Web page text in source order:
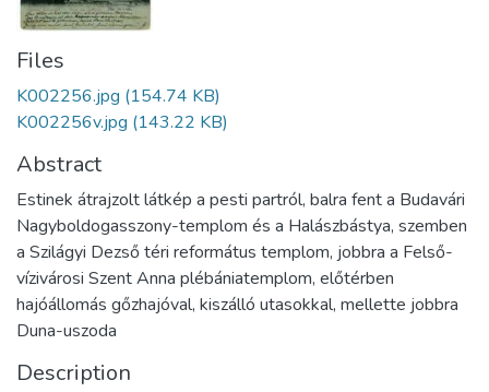
Files
K002256.jpg (154.74 KB)
K002256v.jpg (143.22 KB)
Abstract
Estinek átrajzolt látkép a pesti partról, balra fent a Budavári
Nagyboldogasszony-templom és a Halászbástya, szemben
a Szilágyi Dezső téri református templom, jobbra a Felső-
vízivárosi Szent Anna plébániatemplom, előtérben
hajóállomás gőzhajóval, kiszálló utasokkal, mellette jobbra
Duna-uszoda
Description